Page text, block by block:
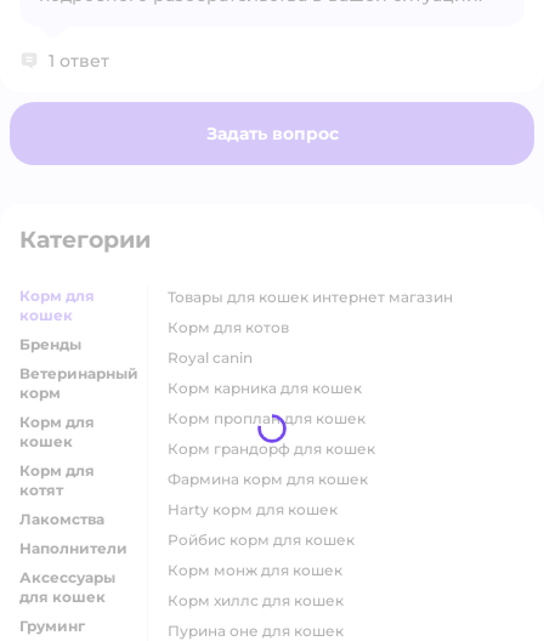
1 ответ
Задать вопрос
Категории
Корм для
кошек
Бренды
Ветеринарный
корм
Корм для
кошек
Корм для
котят
Лакомства
Наполнители
Аксессуары
для кошек
Груминг
товары для кошек интернет магазин
корм для котов
royal canin
корм карника для кошек
корм проплан для кошек
корм грандорф для кошек
фармина корм для кошек
harty корм для кошек
ройбис корм для кошек
корм монж для кошек
корм хиллс для кошек
пурина оне для кошек